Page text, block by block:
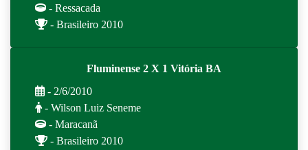
- Ressacada
- Brasileiro 2010
Fluminense 2 X 1 Vitória BA
- 2/6/2010
- Wilson Luiz Seneme
- Maracanã
- Brasileiro 2010